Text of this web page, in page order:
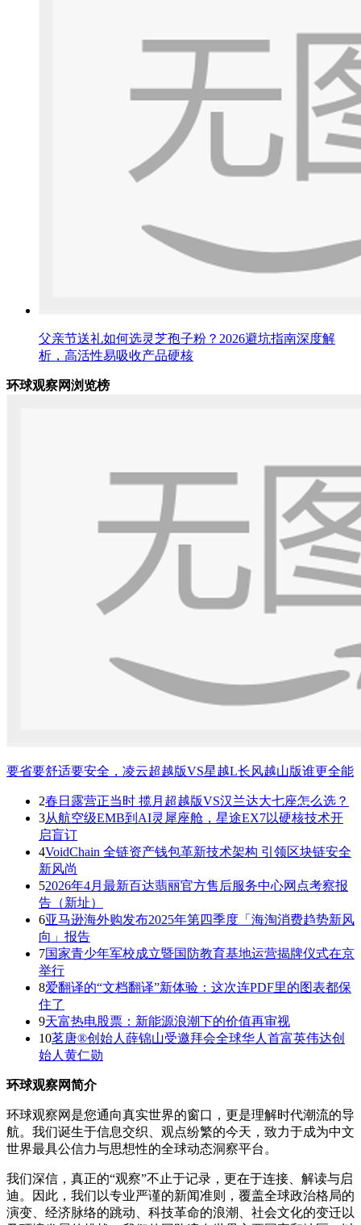
父亲节送礼如何选灵芝孢子粉？2026避坑指南深度解
析，高活性易吸收产品硬核
环球观察网浏览榜
要省要舒适要安全，凌云超越版VS星越L长风越山版谁更全能
2春日露营正当时 揽月超越版VS汉兰达大七座怎么选？
3从航空级EMB到AI灵犀座舱，星途EX7以硬核技术开
启盲订
4VoidChain 全链资产钱包革新技术架构 引领区块链安全
新风尚
52026年4月最新百达翡丽官方售后服务中心网点考察报
告（新址）
6亚马逊海外购发布2025年第四季度「海淘消费趋势新风
向」报告
7国家青少年军校成立暨国防教育基地运营揭牌仪式在京
举行
8爱翻译的“文档翻译”新体验：这次连PDF里的图表都保
住了
9天富热电股票：新能源浪潮下的价值再审视
10茗唐®创始人薛锦山受邀拜会全球华人首富英伟达创
始人黄仁勋
环球观察网简介
环球观察网是您通向真实世界的窗口，更是理解时代潮流的导
航。我们诞生于信息交织、观点纷繁的今天，致力于成为中文
世界最具公信力与思想性的全球动态洞察平台。
我们深信，真正的“观察”不止于记录，更在于连接、解读与启
迪。因此，我们以专业严谨的新闻准则，覆盖全球政治格局的
演变、经济脉络的跳动、科技革命的浪潮、社会文化的变迁以